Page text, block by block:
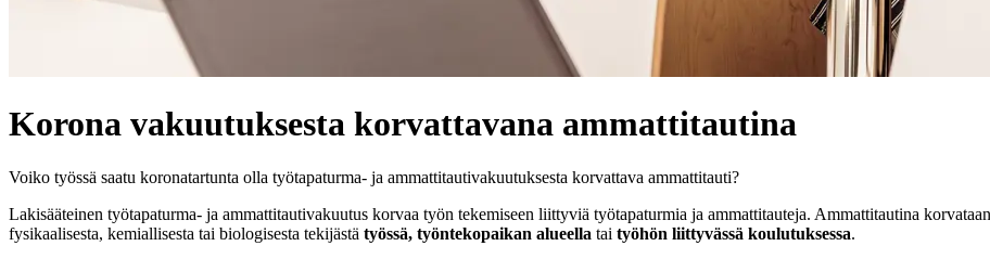
Korona vakuutuksesta korvattavana ammattitautina
Voiko työssä saatu koronatartunta olla työtapaturma- ja ammattitautivakuutuksesta korvattava ammattitauti?
Lakisääteinen työtapaturma- ja ammattitautivakuutus korvaa työn tekemiseen liittyviä työtapaturmia ja ammattitauteja. Ammattitautina
fysikaalisesta, kemiallisesta tai biologisesta tekijästä työssä, työntekopaikan alueella tai työhön liittyvässä koulutuksessa.